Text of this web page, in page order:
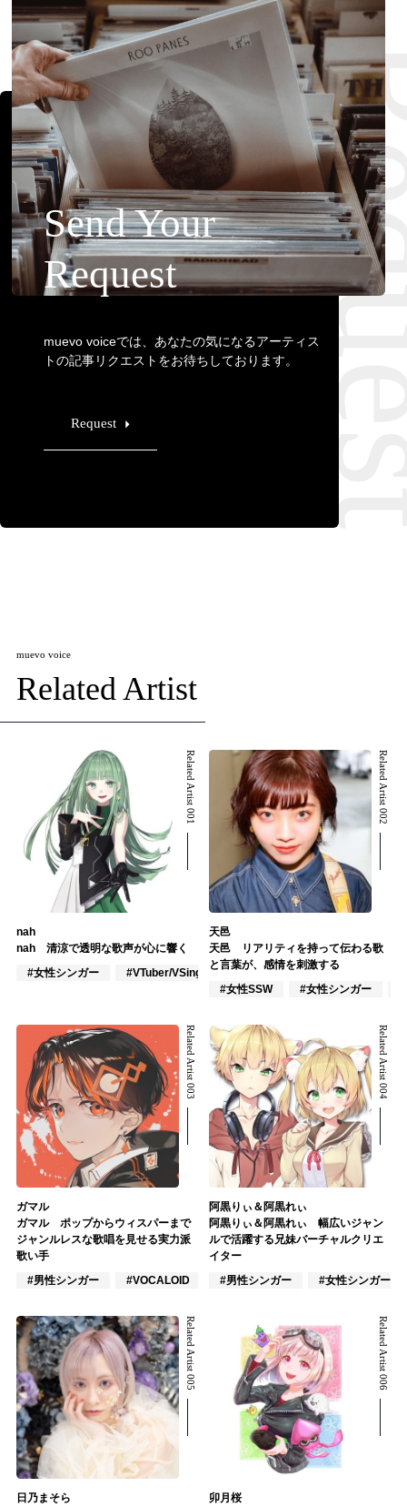
Send Your
Request
muevo voiceでは、あなたの気になるアーティス
トの記事リクエストをお待ちしております。
Request
muevo voice
Related Artist
Related Artist 001
nah
nah 清涼で透明な歌声が心に響く
#女性シンガー
#VTuber/VSinger #ポップス
Related Artist 002
天邑
天邑 リアリティを持って伝わる歌
と言葉が、感情を刺激する
#女性SSW
#女性シンガー
Related Artist 003
ガマル
ガマル ポップからウィスパーまで
ジャンルレスな歌唱を見せる実力派
歌い手
#男性シンガー
#VOCALOID #ポップス
Related Artist 004
阿黒りぃ＆阿黒れぃ
阿黒りぃ＆阿黒れぃ 幅広いジャン
ルで活躍する兄妹バーチャルクリエ
イター
#男性シンガー
#女性シンガー
Related Artist 005
日乃まそら
Related Artist 006
卯月桜